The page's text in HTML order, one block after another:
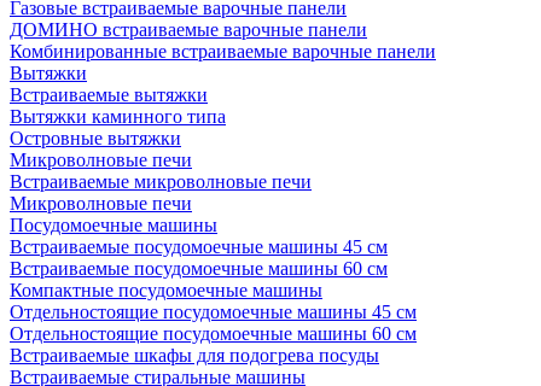
Газовые встраиваемые варочные панели
ДОМИНО встраиваемые варочные панели
Комбинированные встраиваемые варочные панели
Вытяжки
Встраиваемые вытяжки
Вытяжки каминного типа
Островные вытяжки
Микроволновые печи
Встраиваемые микроволновые печи
Микроволновые печи
Посудомоечные машины
Встраиваемые посудомоечные машины 45 см
Встраиваемые посудомоечные машины 60 см
Компактные посудомоечные машины
Отдельностоящие посудомоечные машины 45 см
Отдельностоящие посудомоечные машины 60 см
Встраиваемые шкафы для подогрева посуды
Встраиваемые стиральные машины